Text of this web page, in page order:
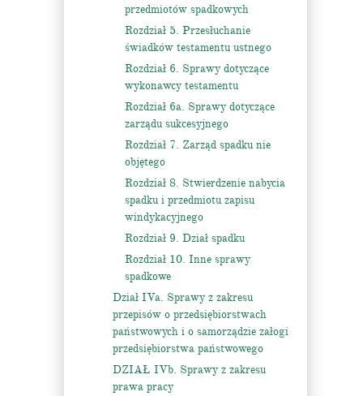
przedmiotów spadkowych
Rozdział 5. Przesłuchanie
świadków testamentu ustnego
Rozdział 6. Sprawy dotyczące
wykonawcy testamentu
Rozdział 6a. Sprawy dotyczące
zarządu sukcesyjnego
Rozdział 7. Zarząd spadku nie
objętego
Rozdział 8. Stwierdzenie nabycia
spadku i przedmiotu zapisu
windykacyjnego
Rozdział 9. Dział spadku
Rozdział 10. Inne sprawy
spadkowe
Dział IVa. Sprawy z zakresu
przepisów o przedsiębiorstwach
państwowych i o samorządzie załogi
przedsiębiorstwa państwowego
DZIAŁ IVb. Sprawy z zakresu
prawa pracy